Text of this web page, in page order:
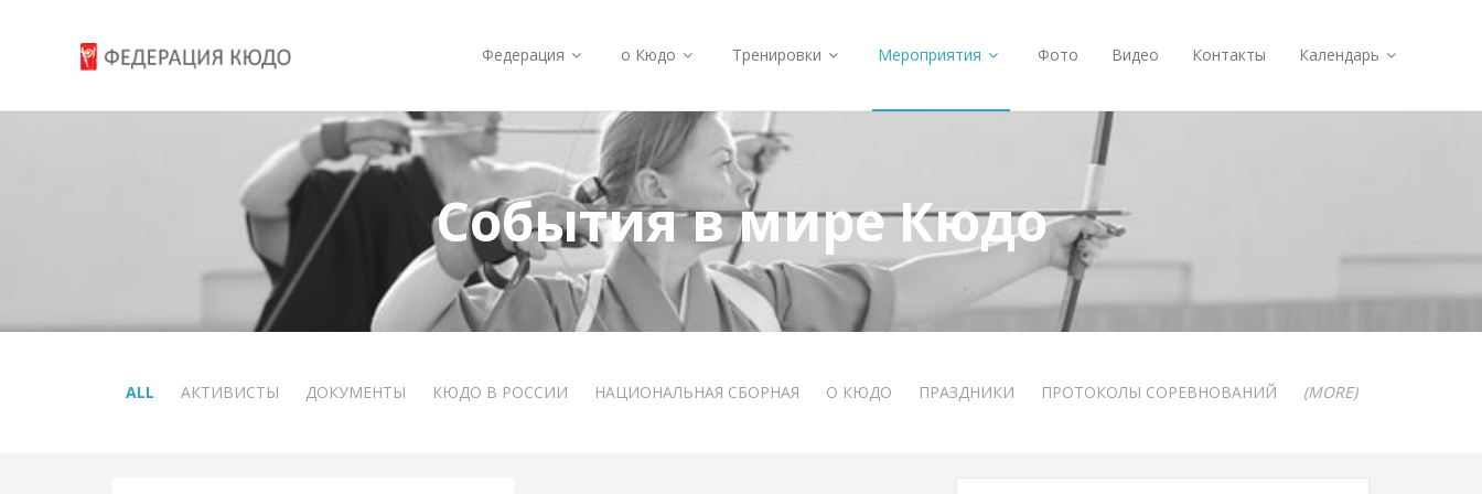
Федерация о Кюдо Тренировки Мероприятия Фото Видео Контакты Календарь
События в мире Кюдо
ALL АКТИВИСТЫ ДОКУМЕНТЫ КЮДО В РОССИИ НАЦИОНАЛЬНАЯ СБОРНАЯ О КЮДО ПРАЗДНИКИ ПРОТОКОЛЫ СОРЕВНОВАНИЙ (MORE)